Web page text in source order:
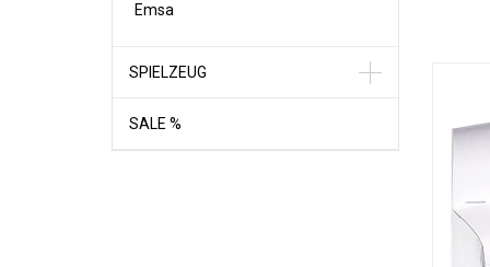
Emsa
SPIELZEUG
SALE %